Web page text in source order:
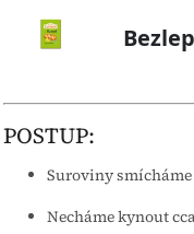
POSTUP:
Suroviny
Necháme kynout